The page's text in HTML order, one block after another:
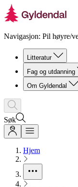
Navigasjon: Pil høyre/
Litteratur
Fag og utdanning
Om Gyldendal
Søk
Hjem